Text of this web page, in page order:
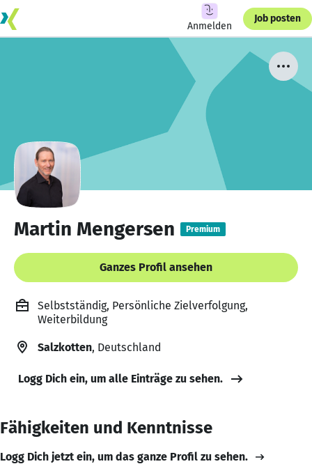
Anmelden
Job posten
Martin Mengersen Premium
Ganzes Profil ansehen
Selbstständig, Persönliche Zielverfolgung,
Weiterbildung
Salzkotten, Deutschland
Logg Dich ein, um alle Einträge zu sehen.
Fähigkeiten und Kenntnisse
Logg Dich jetzt ein, um das ganze Profil zu sehen.